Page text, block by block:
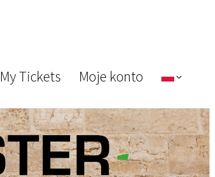
My Tickets Moje konto